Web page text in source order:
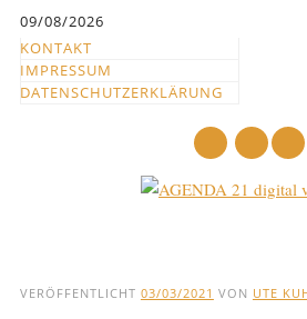
springen
09/08/2026
KONTAKT
IMPRESSUM
DATENSCHUTZERKLÄRUNG
und
VERÖFFENTLICHT 03/03/2021 VON UTE